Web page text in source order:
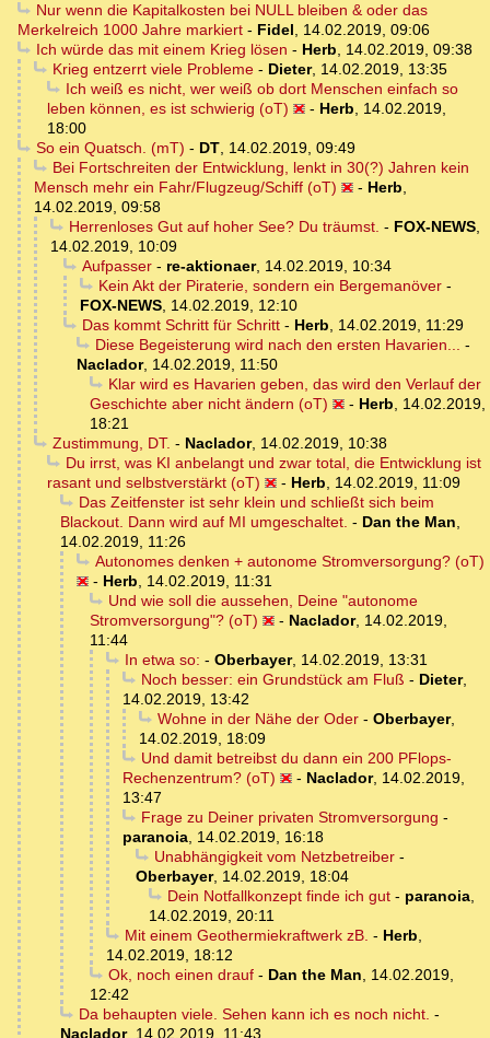
Nur wenn die Kapitalkosten bei NULL bleiben & oder das
Merkelreich 1000 Jahre markiert - Fidel, 14.02.2019, 09:06
Ich würde das mit einem Krieg lösen - Herb, 14.02.2019, 09:38
Krieg entzerrt viele Probleme- Dieter, 14.02.2019, 13:35
Ich weiß es nicht, wer weiß ob dort Menschen einfach so
leben können, es ist schwierig (oT)
- Herb, 14.02.2019,
18:00
So ein Quatsch. (mT) - DT, 14.02.2019, 09:49
Bei Fortschreiten der Entwicklung, lenkt in 30(?) Jahren kein
Mensch mehr ein Fahr/Flugzeug/Schiff (oT)
- Herb,
14.02.2019, 09:58
Herrenloses Gut auf hoher See? Du träumst. - FOX-NEWS,
14.02.2019, 10:09
Aufpasser- re-aktionaer, 14.02.2019, 10:34
Kein Akt der Piraterie, sondern ein Bergemanöver-
FOX-NEWS, 14.02.2019, 12:10
Das kommt Schritt für Schritt- Herb, 14.02.2019, 11:29
Diese Begeisterung wird nach den ersten Havarien... -
Naclador, 14.02.2019, 11:50
Klar wird es Havarien geben, das wird den Verlauf der
Geschichte aber nicht ändern (oT)
- Herb, 14.02.2019,
18:21
Zustimmung, DT. - Naclador, 14.02.2019, 10:38
Du irrst, was KI anbelangt und zwar total, die Entwicklung ist
rasant und selbstverstärkt (oT)
- Herb, 14.02.2019, 11:09
Das Zeitfenster ist sehr klein und schließt sich beim
Blackout. Dann wird auf MI umgeschaltet. - Dan the Man,
14.02.2019, 11:26
Autonomes denken + autonome Stromversorgung? (oT)
- Herb, 14.02.2019, 11:31
Und wie soll die aussehen, Deine "autonome
Stromversorgung"? (oT)
- Naclador, 14.02.2019,
11:44
In etwa so: - Oberbayer, 14.02.2019, 13:31
Noch besser: ein Grundstück am Fluß - Dieter,
14.02.2019, 13:42
Wohne in der Nähe der Oder- Oberbayer,
14.02.2019, 18:09
Und damit betreibst du dann ein 200 PFlops-
Rechenzentrum? (oT)
- Naclador, 14.02.2019,
13:47
Frage zu Deiner privaten Stromversorgung -
paranoia, 14.02.2019, 16:18
Unabhängigkeit vom Netzbetreiber-
Oberbayer, 14.02.2019, 18:04
Dein Notfallkonzept finde ich gut- paranoia,
14.02.2019, 20:11
Mit einem Geothermiekraftwerk zB. - Herb,
14.02.2019, 18:12
Ok, noch einen drauf- Dan the Man, 14.02.2019,
12:42
Da behaupten viele. Sehen kann ich es noch nicht. -
Naclador, 14.02.2019, 11:43